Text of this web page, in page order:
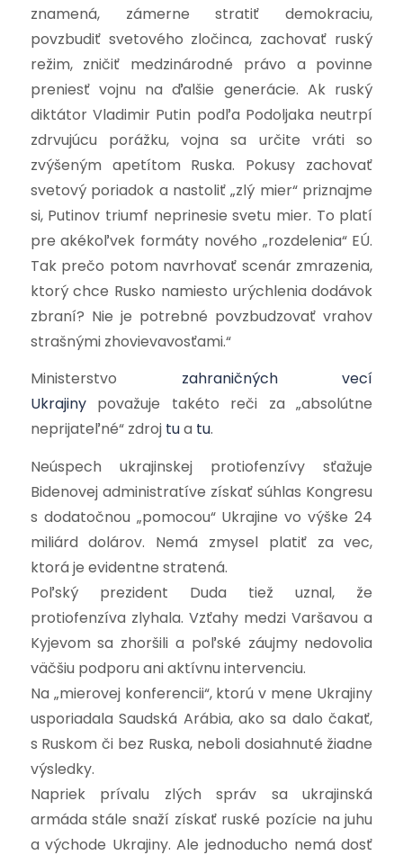
znamená, zámerne stratiť demokraciu,
povzbudiť svetového zločinca, zachovať ruský
režim, zničiť medzinárodné právo a povinne
preniesť vojnu na ďalšie generácie. Ak ruský
diktátor Vladimir Putin podľa Podoljaka neutrpí
zdrvujúcu porážku, vojna sa určite vráti so
zvýšeným apetítom Ruska. Pokusy zachovať
svetový poriadok a nastoliť „zlý mier“ priznajme
si, Putinov triumf neprinesie svetu mier. To platí
pre akékoľvek formáty nového „rozdelenia“ EÚ.
Tak prečo potom navrhovať scenár zmrazenia,
ktorý chce Rusko namiesto urýchlenia dodávok
zbraní? Nie je potrebné povzbudzovať vrahov
strašnými zhovievavosťami.“
Ministerstvo zahraničných vecí
Ukrajinypovažuje takéto reči za „absolútne
neprijateľné“ zdroj tua tu.
Neúspech ukrajinskej protiofenzívy sťažuje
Bidenovej administratíve získať súhlas Kongresu
s dodatočnou „pomocou“ Ukrajine vo výške 24
miliárd dolárov. Nemá zmysel platiť za vec,
ktorá je evidentne stratená.
Poľský prezident Duda tiež uznal, že
protiofenzíva zlyhala. Vzťahy medzi Varšavou a
Kyjevom sa zhoršili a poľské záujmy nedovolia
väčšiu podporu ani aktívnu intervenciu.
Na „mierovej konferencii“, ktorú v mene Ukrajiny
usporiadala Saudská Arábia, ako sa dalo čakať,
s Ruskom či bez Ruska, neboli dosiahnuté žiadne
výsledky.
Napriek prívalu zlých správ sa ukrajinská
armáda stále snaží získať ruské pozície na juhu
a východe Ukrajiny. Ale jednoducho nemá dosť